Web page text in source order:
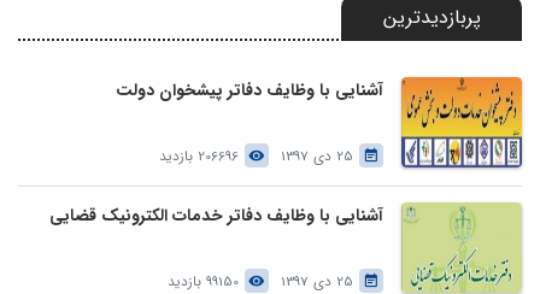
پربازدیدترین
آشنایی با وظایف دفاتر پیشخوان دولت
25 دی 1397 206696 بازدید
آشنایی با وظایف دفاتر خدمات الکترونیک قضایی
25 دی 1397 99150 بازدید